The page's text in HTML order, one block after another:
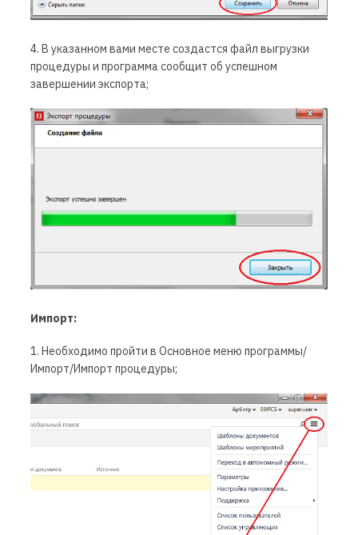
4. В указанном вами месте создастся файл выгрузки
процедуры и программа сообщит об успешном
завершении экспорта;
Импорт:
1. Необходимо пройти в Основное меню программы/
Импорт/Импорт процедуры;